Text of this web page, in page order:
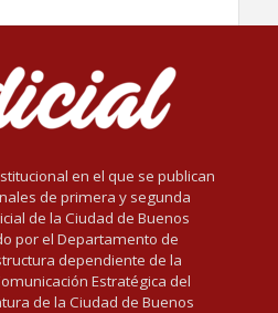
en el que se publican
de primera y segunda
de la Ciudad de Buenos
por el Departamento de
dependiente de la
Estratégica del
de la Ciudad de Buenos